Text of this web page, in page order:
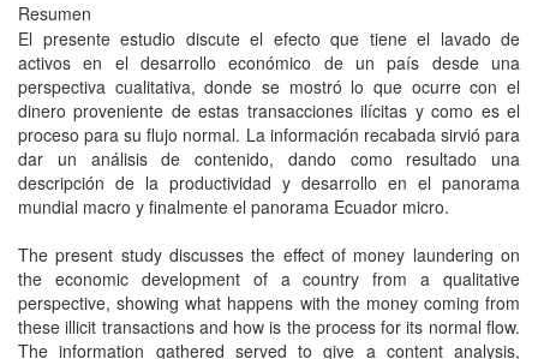
Resumen
El presente estudio discute el efecto que tiene el lavado de
activos en el desarrollo económico de un país desde una
perspectiva cualitativa, donde se mostró lo que ocurre con el
dinero proveniente de estas transacciones ilícitas y como es el
proceso para su flujo normal. La información recabada sirvió para
dar un análisis de contenido, dando como resultado una
descripción de la productividad y desarrollo en el panorama
mundial macro y finalmente el panorama Ecuador micro.
The present study discusses the effect of money laundering on
the economic development of a country from a qualitative
perspective, showing what happens with the money coming from
these illicit transactions and how is the process for its normal flow.
The information gathered served to give a content analysis,